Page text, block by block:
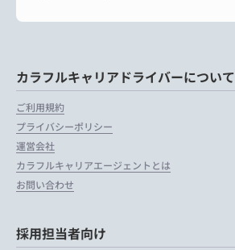
カラフルキャリアドライバーについて
ご利用規約
プライバシーポリシー
運営会社
カラフルキャリアエージェントとは
お問い合わせ
採用担当者向け